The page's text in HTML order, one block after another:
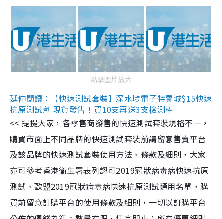
點擊圖片放大
延伸閱讀：【快速測試套裝】深水埗電子特賣城$15快速
抗原測試劑 現貨發售！買10支再送3支檢測棒
<< 提提大家，各零售商發售的快速測試套裝規格不一，
購買市面上不同品牌的快速測試套裝前請留意售賣平台
及該品牌的快速測試套裝使用方法、條款及細則，大家
亦可參考香港衞生署表列認可2019冠狀病毒病快速抗原
測試、歐盟2019冠狀病毒病快速抗原測試通用名單，購
買前留意訂購平台的使用條款及細則，一切以訂購平台